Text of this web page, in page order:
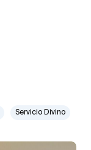
Servicio Divino